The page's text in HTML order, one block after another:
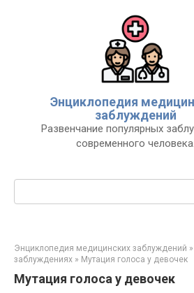
Энциклопедия
заблуждений
Развенчание популярных
современного человека.
Поиск:
Энциклопедия медицинских заблуждений »
заблуждениях » Мутация голоса у девочек
Мутация голоса у девочек